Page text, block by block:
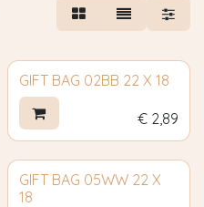
GIFT BAG 02BB 22 X 18
€ 2,89
GIFT BAG 05WW 22 X
18